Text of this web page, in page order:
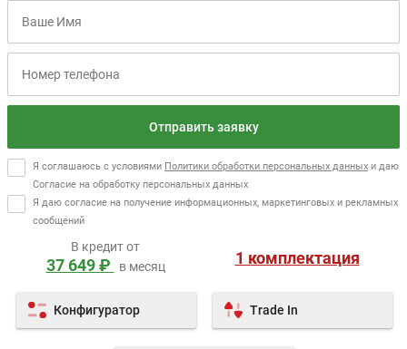
Отправить заявку
Я соглашаюсь с условиями Политики обработки персональных данных и даю
Согласие на обработку персональных данных
Я даю согласие на получение информационных, маркетинговых и рекламных
сообщений
1 комплектация
Конфигуратор Trade In
В кредит от
37 649 ₽ в месяц